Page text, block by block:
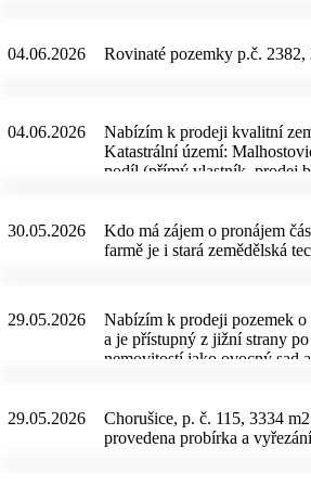
kulečníkové herny, salonek
dílnou a garáží. Hned vedle
jízdárna, oplocená obora s
rozhlednou, vybudovaný s
Unikátní systém provází
více než 22 km tratí
04.06.2026 Rovinaté pozemky p.č.
04.06.2026
Nabízím k prodeji kvalitní
Katastrální území:
podíl (přímý vlastník, prodej
30.05.2026
Kdo má zájem o pronájem
farmě je i stará zemědělská
29.05.2026
Nabízím k prodeji pozemek
a je přístupný z jižní strany
nemovitostí jako ovocný sad
29.05.2026
Chorušice, p. č. 115, 3334
provedena probírka a